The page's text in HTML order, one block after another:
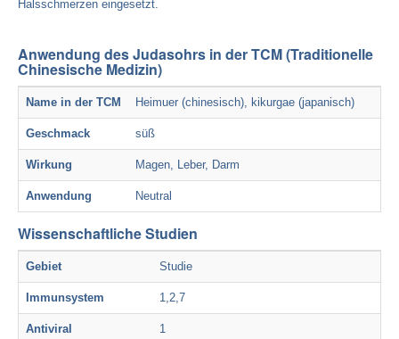
Halsschmerzen eingesetzt.
Anwendung des Judasohrs in der TCM (Traditionelle
Chinesische Medizin)
Name in der TCM Heimuer (chinesisch), kikurgae (japanisch)
Geschmack süß
Wirkung Magen, Leber, Darm
Anwendung Neutral
Wissenschaftliche Studien
Gebiet Studie
Immunsystem 1,2,7
Antiviral 1